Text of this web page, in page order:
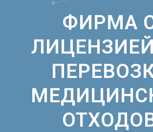
Белгород
Брянск
В
Владивосток
Владикавказ
Владимир
Волгоград
С
ФИРМА